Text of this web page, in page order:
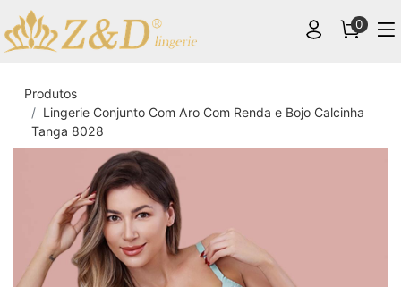
0
Produtos
Lingerie Conjunto Com Aro Com Renda e Bojo Calcinha
Tanga 8028